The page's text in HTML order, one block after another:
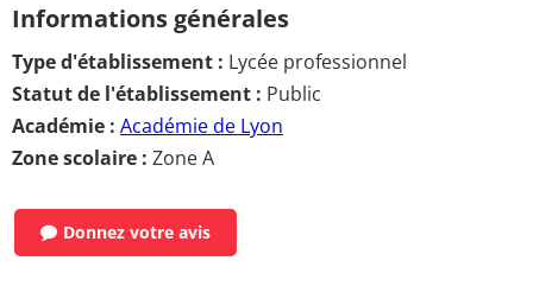
Informations générales
Type d'établissement : Lycée professionnel
Statut de l'établissement : Public
Académie : Académie de Lyon
Zone scolaire : Zone A
Donnez votre avis